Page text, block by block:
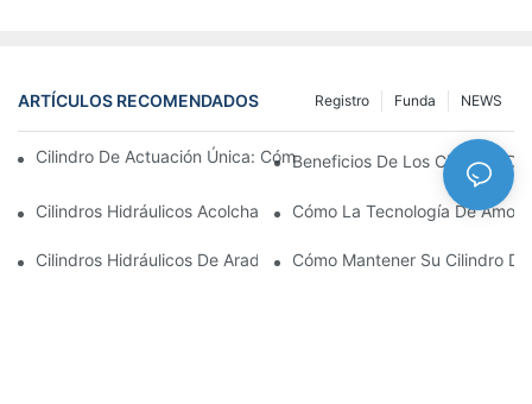
ARTÍCULOS RECOMENDADOS NEWS
Funda
Registro
Cilindro De Actuación Única: Cómo Funciona & Aplicaciones
Beneficios De Los Cilindros
Cilindros Hidráulicos Acolchados: Impacto Reductor &
Cómo La Tecnología De
Cilindros Hidráulicos De Arado De Nieve: Características Clave
Cómo Mantener Su Cilindro